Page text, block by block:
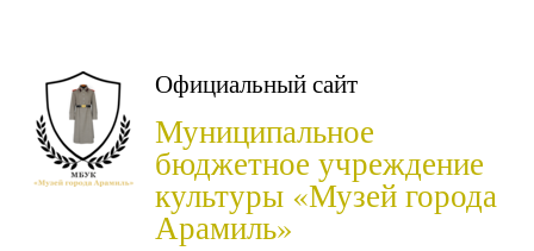
Официальный сайт
Муниципальное
бюджетное учреждение
культуры «Музей города
Арамиль»